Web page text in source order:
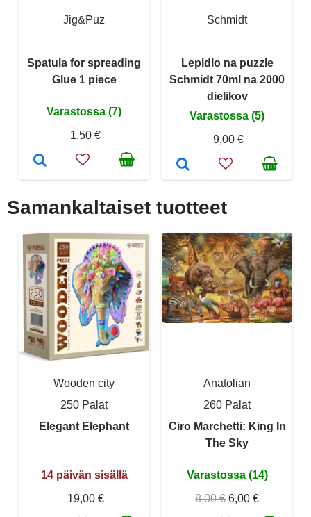
Jig&Puz
Spatula for spreading
Glue 1 piece
Varastossa (7)
1,50 €
Schmidt
Lepidlo na puzzle
Schmidt 70ml na 2000
dielikov
Varastossa (5)
9,00 €
Samankaltaiset tuotteet
Wooden city
250 Palat
Elegant Elephant
14 päivän sisällä
19,00 €
Anatolian
260 Palat
Ciro Marchetti: King In
The Sky
Varastossa (14)
8,00 € 6,00 €